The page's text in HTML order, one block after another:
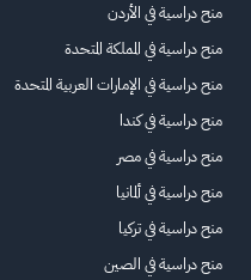
منح دراسية في الأردن
منح دراسية في المملكة المتحدة
منح دراسية في الإمارات العربية المتحدة
منح دراسية في كندا
منح دراسية في مصر
منح دراسية في ألمانيا
منح دراسية في تركيا
منح دراسية في الصين